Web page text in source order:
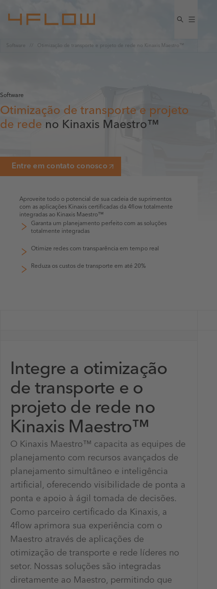
Software Otimização de transporte e projeto de rede no Kinaxis Maestro™
Software
Otimização de transporte e projeto
de rede no Kinaxis Maestro™
Entre em contato conosco
Aproveite todo o potencial de sua cadeia de suprimentos
com as aplicações Kinaxis certificadas da 4flow totalmente
integradas ao Kinaxis Maestro™
Garanta um planejamento perfeito com as soluções
totalmente integradas
Otimize redes com transparência em tempo real
Reduza os custos de transporte em até 20%
Integre a otimização
de transporte e o
projeto de rede no
Kinaxis Maestro™
O Kinaxis Maestro™ capacita as equipes de
planejamento com recursos avançados de
planejamento simultâneo e inteligência
artificial, oferecendo visibilidade de ponta a
ponta e apoio à ágil tomada de decisões.
Como parceiro certificado da Kinaxis, a
4flow aprimora sua experiência com o
Maestro através de aplicações de
otimização de transporte e rede líderes no
setor. Nossas soluções são integradas
diretamente ao Maestro, permitindo que